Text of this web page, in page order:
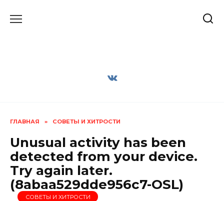
ГЛАВНАЯ » СОВЕТЫ И ХИТРОСТИ
Unusual activity has been
detected from your device.
Try again later.
(8abaa529dde956c7-OSL)
СОВЕТЫ И ХИТРОСТИ